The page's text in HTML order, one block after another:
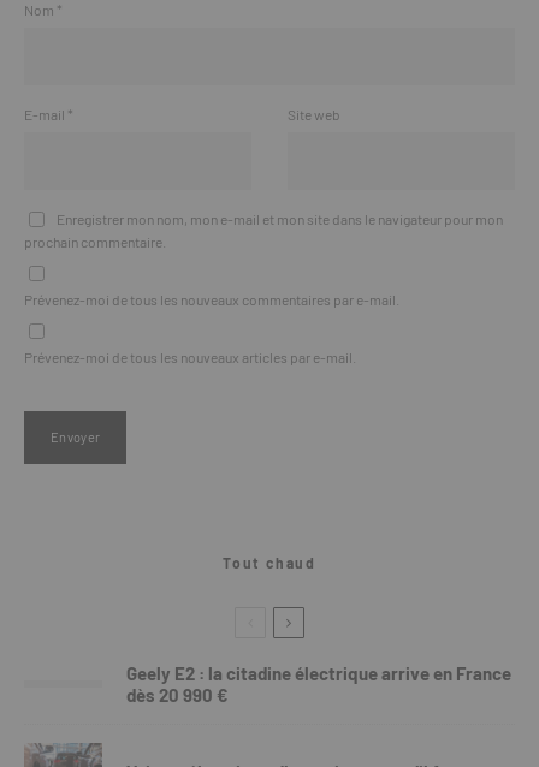
Nom *
E-mail * Site web
Enregistrer mon nom, mon e-mail et mon site dans le navigateur pour mon
prochain commentaire.
Prévenez-moi de tous les nouveaux commentaires par e-mail.
Prévenez-moi de tous les nouveaux articles par e-mail.
Tout chaud
Geely E2 : la citadine électrique arrive en France
dès 20 990 €